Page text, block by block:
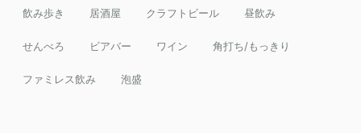
飲み歩き 居酒屋 クラフトビール 昼飲み
せんべろ ビアバー ワイン 角打ち/もっきり
ファミレス飲み 泡盛